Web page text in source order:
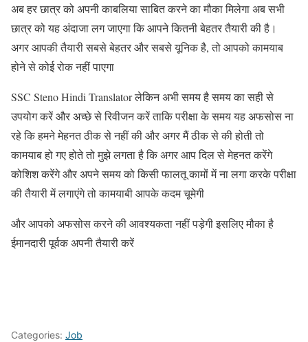
अब हर छात्र को अपनी काबलिया साबित करने का मौका मिलेगा अब सभी
छात्र को यह अंदाजा लग जाएगा कि आपने कितनी बेहतर तैयारी की है।
अगर आपकी तैयारी सबसे बेहतर और सबसे यूनिक है, तो आपको कामयाब
होने से कोई रोक नहीं पाएगा
SSC Steno Hindi Translator लेकिन अभी समय है समय का सही से
उपयोग करें और अच्छे से रिवीजन करें ताकि परीक्षा के समय यह अफसोस ना
रहे कि हमने मेहनत ठीक से नहीं की और अगर मैं ठीक से की होती तो
कामयाब हो गए होते तो मुझे लगता है कि अगर आप दिल से मेहनत करेंगे
कोशिश करेंगे और अपने समय को किसी फालतू कामों में ना लगा करके परीक्षा
की तैयारी में लगाएंगे तो कामयाबी आपके कदम चूमेगी
और आपको अफसोस करने की आवश्यकता नहीं पड़ेगी इसलिए मौका है
ईमानदारी पूर्वक अपनी तैयारी करें
Categories: Job